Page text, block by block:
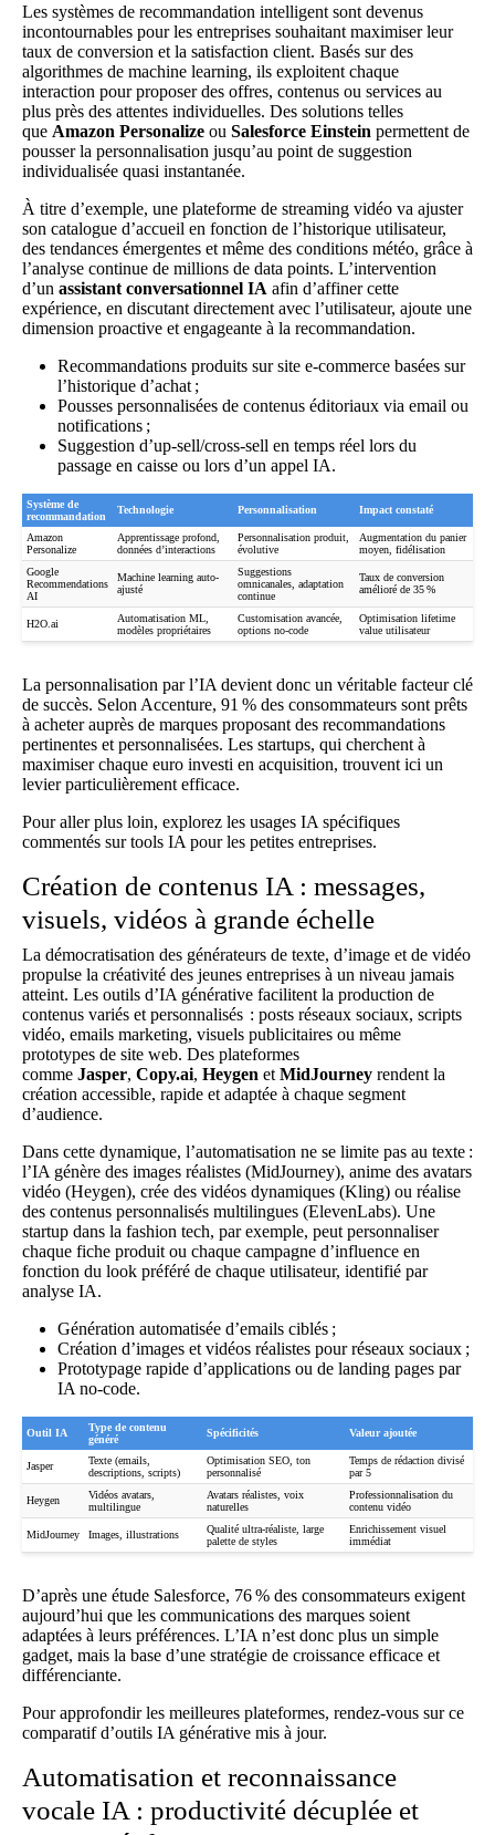
Les systèmes de recommandation intelligent sont devenus
incontournables pour les entreprises souhaitant maximiser leur
taux de conversion et la satisfaction client. Basés sur des
algorithmes de machine learning, ils exploitent chaque
interaction pour proposer des offres, contenus ou services au
plus près des attentes individuelles. Des solutions telles
que Amazon Personalize ou Salesforce Einstein permettent de
pousser la personnalisation jusqu’au point de suggestion
individualisée quasi instantanée.
À titre d’exemple, une plateforme de streaming vidéo va ajuster
son catalogue d’accueil en fonction de l’historique utilisateur,
des tendances émergentes et même des conditions météo, grâce à
l’analyse continue de millions de data points. L’intervention
d’un assistant conversationnel IA afin d’affiner cette
expérience, en discutant directement avec l’utilisateur, ajoute une
dimension proactive et engageante à la recommandation.
Recommandations produits sur site e-commerce basées sur
l’historique d’achat ;
Pousses personnalisées de contenus éditoriaux via email ou
notifications ;
Suggestion d’up-sell/cross-sell en temps réel lors du
passage en caisse ou lors d’un appel IA.
Système de
recommandation
Technologie Personnalisation Impact constaté
Amazon
Personalize
Apprentissage profond,
données d’interactions
Personnalisation produit,
évolutive
Augmentation du panier
moyen, fidélisation
Google
Recommendations
AI
Machine learning auto-
ajusté
Suggestions
omnicanales, adaptation
continue
Taux de conversion
amélioré de 35 %
H2O.ai
Automatisation ML,
modèles propriétaires
Customisation avancée,
options no-code
Optimisation lifetime
value utilisateur
La personnalisation par l’IA devient donc un véritable facteur clé
de succès. Selon Accenture, 91 % des consommateurs sont prêts
à acheter auprès de marques proposant des recommandations
pertinentes et personnalisées. Les startups, qui cherchent à
maximiser chaque euro investi en acquisition, trouvent ici un
levier particulièrement efficace.
Pour aller plus loin, explorez les usages IA spécifiques
commentés surtools IA pour les petites entreprises.
Création de contenus IA : messages,
visuels, vidéos à grande échelle
La démocratisation des générateurs de texte, d’image et de vidéo
propulse la créativité des jeunes entreprises à un niveau jamais
atteint. Les outils d’IA générative facilitent la production de
contenus variés et personnalisés : posts réseaux sociaux, scripts
vidéo, emails marketing, visuels publicitaires ou même
prototypes de site web. Des plateformes
comme Jasper, Copy.ai, Heygen et MidJourney rendent la
création accessible, rapide et adaptée à chaque segment
d’audience.
Dans cette dynamique, l’automatisation ne se limite pas au texte :
l’IA génère des images réalistes (MidJourney), anime des avatars
vidéo (Heygen), crée des vidéos dynamiques (Kling) ou réalise
des contenus personnalisés multilingues (ElevenLabs). Une
startup dans la fashion tech, par exemple, peut personnaliser
chaque fiche produit ou chaque campagne d’influence en
fonction du look préféré de chaque utilisateur, identifié par
analyse IA.
Génération automatisée d’emails ciblés ;
Création d’images et vidéos réalistes pour réseaux sociaux ;
Prototypage rapide d’applications ou de landing pages par
IA no-code.
Outil IA
Type de contenu
généré
Spécificités Valeur ajoutée
Jasper
Texte (emails,
descriptions, scripts)
Optimisation SEO, ton
personnalisé
Temps de rédaction divisé
par 5
Heygen
Vidéos avatars,
multilingue
Avatars réalistes, voix
naturelles
Professionnalisation du
contenu vidéo
MidJourney Images, illustrations
Qualité ultra-réaliste, large
palette de styles
Enrichissement visuel
immédiat
D’après une étude Salesforce, 76 % des consommateurs exigent
aujourd’hui que les communications des marques soient
adaptées à leurs préférences. L’IA n’est donc plus un simple
gadget, mais la base d’une stratégie de croissance efficace et
différenciante.
Pour approfondir les meilleures plateformes, rendez-vous surce
comparatif d’outils IA générative mis à jour.
Automatisation et reconnaissance
vocale IA : productivité décuplée et